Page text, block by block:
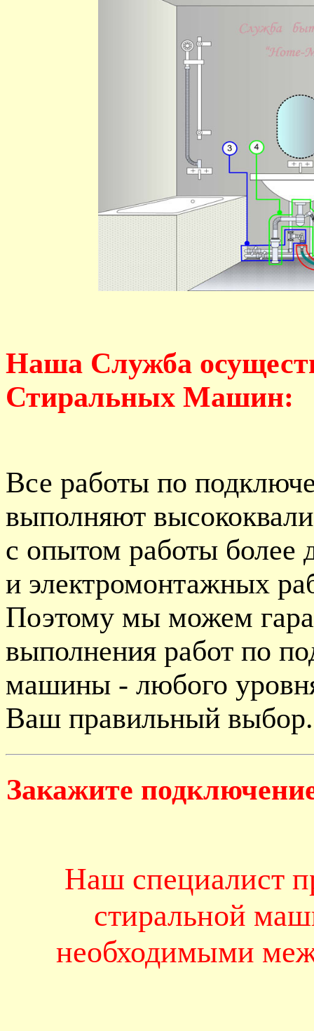
Наша Служба
Стиральных Машин:
Все работы по
выполняют
с опытом работы более
и электромонтажных
Поэтому мы можем
выполнения работ по
машины - любого
Ваш правильный выбор.
Закажите
Наш специалист
стиральной
необходимыми